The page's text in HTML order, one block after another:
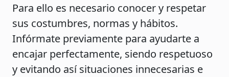
Para ello es necesario conocer y respetar
sus costumbres, normas y hábitos.
Infórmate previamente para ayudarte a
encajar perfectamente, siendo respetuoso
y evitando así situaciones innecesarias e